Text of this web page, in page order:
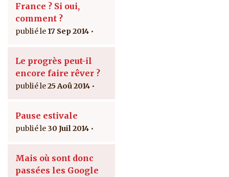
France ? Si oui,
comment ?
17 Sep 2014
Le progrès peut-il
encore faire rêver ?
25 Aoû 2014
Pause estivale
30 Juil 2014
Mais où sont donc
passées les Google